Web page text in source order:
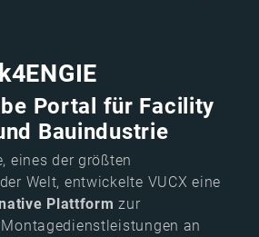
Portal für Facility
Bauindustrie
eines der größten
Welt, entwickelte VUCX eine
Plattform zur
an